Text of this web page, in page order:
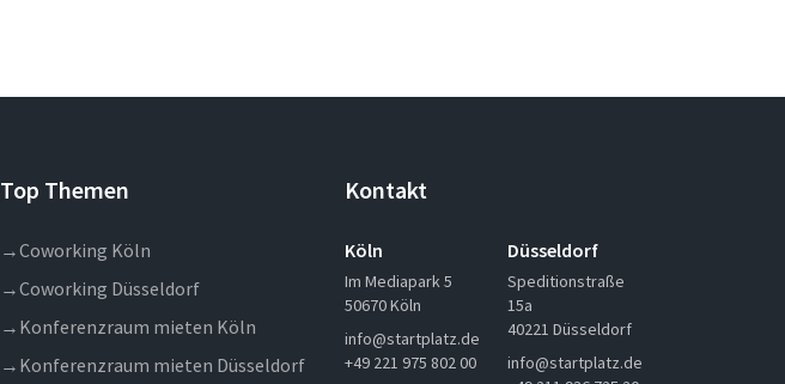
Top Themen
→Coworking Köln
→Coworking Düsseldorf
→ Konferenzraum mieten Köln
→ Konferenzraum mieten Düsseldorf
Kontakt
Köln
Im Mediapark 5
50670 Köln
info@startplatz.de
+49 221 975 802 00
Düsseldorf
Speditionstraße
15a
40221 Düsseldorf
info@startplatz.de